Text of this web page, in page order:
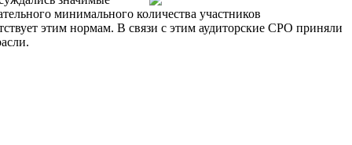
минимального количества участников
этим нормам. В связи с этим аудиторские СРО приняли